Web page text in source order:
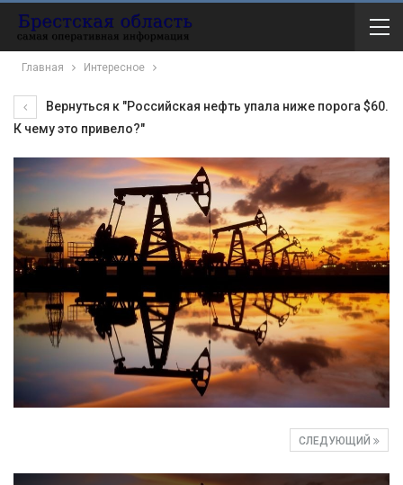
Главная Интересное
Вернуться к "Российская нефть упала ниже порога $60.
К чему это привело?"
СЛЕДУЮЩИЙ